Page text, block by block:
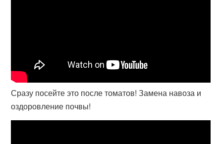
Сразу посейте это после томатов! Замена навоза и
оздоровление почвы!